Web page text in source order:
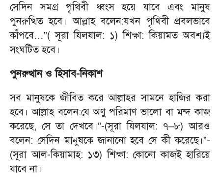
সেদিন সমগ্র পৃথিবী ধ্বংস হয়ে যাবে এবং মানুষ
পুনরুত্থিত হবে। আল্লাহ বলেন:যখন পৃথিবী প্রবলভাবে
কাঁপবে…”( সূরা যিলযাল: ১) শিক্ষা: কিয়ামত অবশ্যই
সংঘটিত হবে।
পুনরুত্থান ও হিসাব-নিকাশ
সব মানুষকে জীবিত করে আল্লাহর সামনে হাজির করা
হবে। আল্লাহ বলেন:যে অণু পরিমাণ ভালো বা মন্দ কাজ
করেছে, সে তা দেখবে।”-(সূরা যিলযাল: ৭–৮) আরও
বলেন: সেদিন মানুষকে জানানো হবে সে কী করেছে।”-
(সূরা আল-কিয়ামাহ: ১৩) শিক্ষা: কোনো কাজই হারিয়ে
যাবে না।